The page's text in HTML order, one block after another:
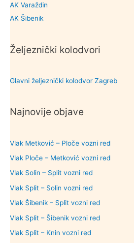
AK Varaždin
AK Šibenik
Željeznički kolodvori
Glavni željeznički kolodvor Zagreb
Najnovije objave
Vlak Metković – Ploče vozni red
Vlak Ploče – Metković vozni red
Vlak Solin – Split vozni red
Vlak Split – Solin vozni red
Vlak Šibenik – Split vozni red
Vlak Split – Šibenik vozni red
Vlak Split – Knin vozni red